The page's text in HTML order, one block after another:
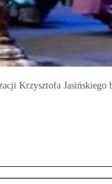
Krzysztofa Jasińskiego